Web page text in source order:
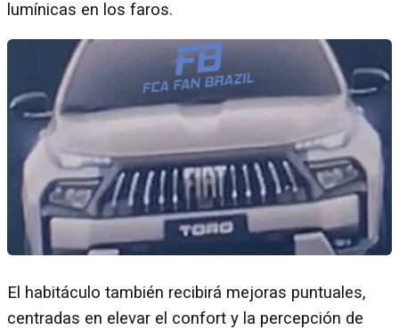
lumínicas en los faros.
El habitáculo también recibirá mejoras puntuales,
centradas en elevar el confort y la percepción de